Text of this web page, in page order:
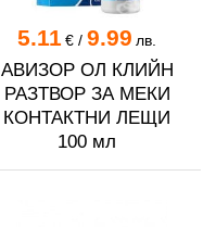
5.11€ / 9.99 лв.
АВИЗОР ОЛ КЛИЙН
РАЗТВОР ЗА МЕКИ
КОНТАКТНИ ЛЕЩИ
100 мл